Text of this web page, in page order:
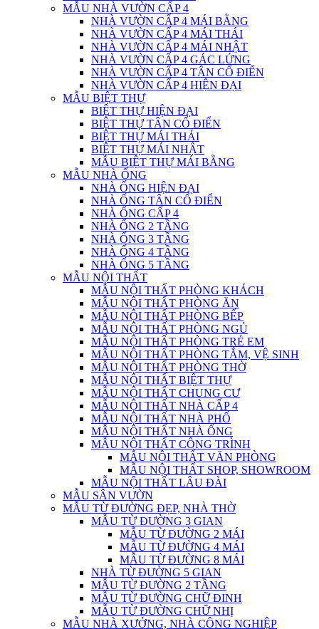
MẪU NHÀ VƯỜN CẤP 4
NHÀ VƯỜN CẤP 4 MÁI BẰNG
NHÀ VƯỜN CẤP 4 MÁI THÁI
NHÀ VƯỜN CẤP 4 MÁI NHẬT
NHÀ VƯỜN CẤP 4 GÁC LỬNG
NHÀ VƯỜN CẤP 4 TÂN CỔ ĐIỂN
NHÀ VƯỜN CẤP 4 HIỆN ĐẠI
MẪU BIỆT THỰ
BIỆT THỰ HIỆN ĐẠI
BIỆT THỰ TÂN CỔ ĐIỂN
BIỆT THỰ MÁI THÁI
BIỆT THỰ MÁI NHẬT
MẪU BIỆT THỰ MÁI BẰNG
MẪU NHÀ ỐNG
NHÀ ỐNG HIỆN ĐẠI
NHÀ ỐNG TÂN CỔ ĐIỂN
NHÀ ỐNG CẤP 4
NHÀ ỐNG 2 TẦNG
NHÀ ỐNG 3 TẦNG
NHÀ ỐNG 4 TẦNG
NHÀ ỐNG 5 TẦNG
MẪU NỘI THẤT
MẪU NỘI THẤT PHÒNG KHÁCH
MẪU NỘI THẤT PHÒNG ĂN
MẪU NỘI THẤT PHÒNG BẾP
MẪU NỘI THẤT PHÒNG NGỦ
MẪU NỘI THẤT PHÒNG TRẺ EM
MẪU NỘI THẤT PHÒNG TẮM, VỆ SINH
MẪU NỘI THẤT PHÒNG THỜ
MẪU NỘI THẤT BIỆT THỰ
MẪU NỘI THẤT CHUNG CƯ
MẪU NỘI THẤT NHÀ CẤP 4
MẪU NỘI THẤT NHÀ PHỐ
MẪU NỘI THẤT NHÀ ỐNG
MẪU NỘI THẤT CÔNG TRÌNH
MẪU NỘI THẤT VĂN PHÒNG
MẪU NỘI THẤT SHOP, SHOWROOM
MẪU NỘI THẤT LÂU ĐÀI
MẪU SÂN VƯỜN
MẪU TỪ ĐƯỜNG ĐẸP, NHÀ THỜ
MẪU TỪ ĐƯỜNG 3 GIAN
MẪU TỪ ĐƯỜNG 2 MÁI
MẪU TỪ ĐƯỜNG 4 MÁI
MẪU TỪ ĐƯỜNG 8 MÁI
NHÀ TỪ ĐƯỜNG 5 GIAN
MẪU TỪ ĐƯỜNG 2 TẦNG
MẪU TỪ ĐƯỜNG CHỮ ĐINH
MẪU TỪ ĐƯỜNG CHỮ NHỊ
MẪU NHÀ XƯỞNG, NHÀ CÔNG NGHIỆP